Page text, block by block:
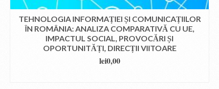
TEHNOLOGIA INFORMAȚIEI ȘI COMUNICAȚIILOR
ÎN ROMÂNIA: ANALIZA COMPARATIVĂ CU UE,
IMPACTUL SOCIAL, PROVOCĂRI ȘI
OPORTUNITĂȚI, DIRECȚII VIITOARE
lei0,00